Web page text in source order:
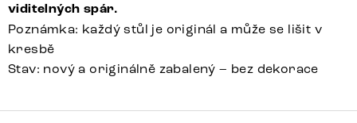
viditelných spár.
Poznámka: každý stůl je originál a může se lišit v
kresbě
Stav: nový a originálně zabalený – bez dekorace